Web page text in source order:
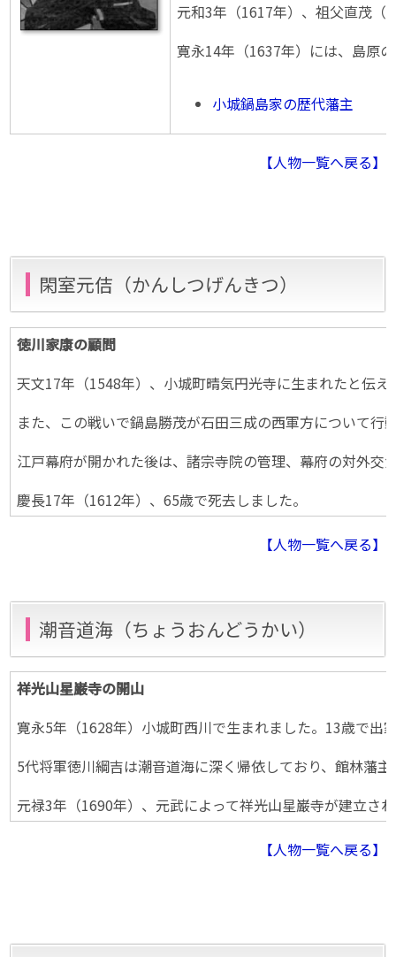
元和3年（1617年）、祖父直茂（
寛永14年（1637年）には、島原
小城鍋島家の歴代藩主
【人物一覧へ戻る】
閑室元佶（かんしつげんきつ）
徳川家康の顧問
天文17年（1548年）、小城町晴気円光寺に生まれたと伝
また、この戦いで鍋島勝茂が石田三成の西軍方について
江戸幕府が開かれた後は、諸宗寺院の管理、幕府の対外
慶長17年（1612年）、65歳で死去しました。
【人物一覧へ戻る】
潮音道海（ちょうおんどうかい）
祥光山星巌寺の開山
寛永5年（1628年）小城町西川で生まれました。13歳で
5代将軍徳川綱吉は潮音道海に深く帰依しており、館林藩
元禄3年（1690年）、元武によって祥光山星巌寺が建立さ
【人物一覧へ戻る】